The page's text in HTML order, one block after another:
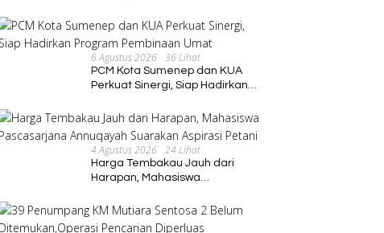
6 Agustus 2026 36 Lihat
PCM Kota Sumenep dan KUA
Perkuat Sinergi, Siap Hadirkan
4 Agustus 2026 24 Lihat
Harga Tembakau Jauh dari
Harapan, Mahasiswa
Suarakan Aspirasi Petani